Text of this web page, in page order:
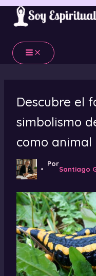
Ir
contenido
Descubre el
simbolismo
como
Por
Santiago